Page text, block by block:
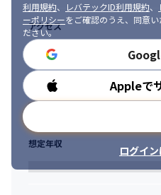
利用規約、 レバテックID利用規約、
ーポリシーをご確認のうえ、同意
ださい。
Appleで
ログイ
アクセス
勤務時間
想定年収